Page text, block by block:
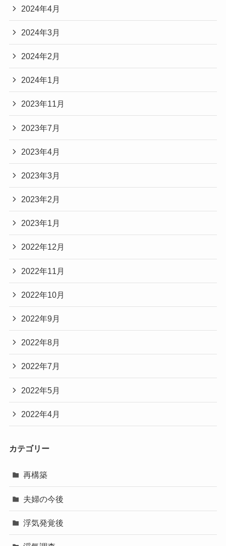
2024年4月
2024年3月
2024年2月
2024年1月
2023年11月
2023年7月
2023年4月
2023年3月
2023年2月
2023年1月
2022年12月
2022年11月
2022年10月
2022年9月
2022年8月
2022年7月
2022年5月
2022年4月
カテゴリー
再構築
夫婦の今後
浮気発覚後